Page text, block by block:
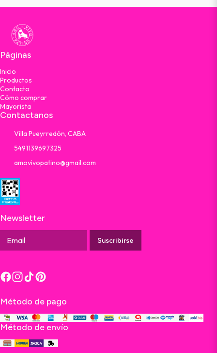
Páginas
Inicio
Productos
Contacto
Cómo comprar
Mayorista
Contactanos
Villa Pueyrredón, CABA
5491139697325
amovivopatino@gmail.com
Newsletter
Suscribirse
Método de pago
Método de envío